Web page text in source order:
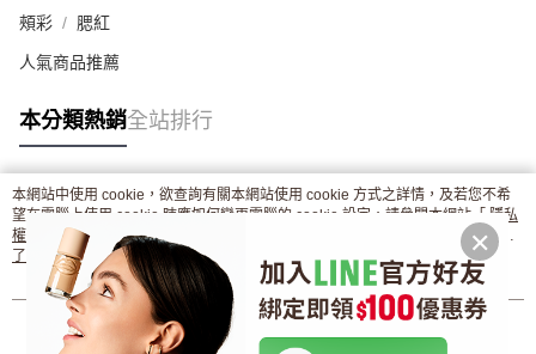
頰彩 腮紅
人氣商品推薦
本分類熱銷全站排行
熱門標籤
本網站中使用 cookie，欲查詢有關本網站使用 cookie 方式之詳情，及若您不希
望在電腦上使用 cookie 時應如何變更電腦的 cookie 設定，請參閱本網站「 隱私
權條款
」之 Cookie 聲明。您繼續使用本網站即表示您同意本公司得按本網站使
用條款之 Cookie 聲明使用 cookie。
了解更多 >
我知道了